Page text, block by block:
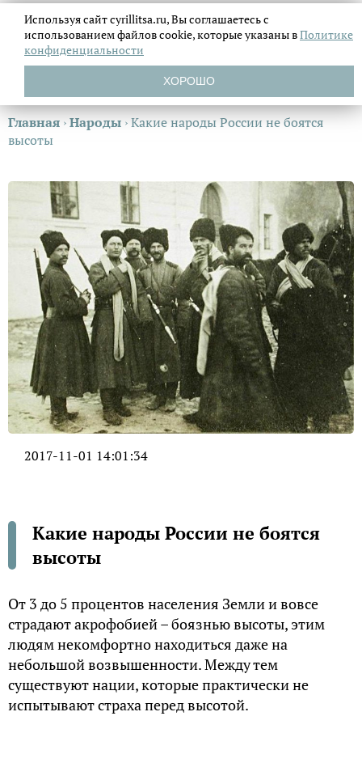
Главная ›Народы ›Какие народы России не боятся
высоты
2017-11-01 14:01:34
Какие народы России не боятся
высоты
От 3 до 5 процентов населения Земли и вовсе
страдают акрофобией – боязнью высоты, этим
людям некомфортно находиться даже на
небольшой возвышенности. Между тем
существуют нации, которые практически не
испытывают страха перед высотой.
Используя сайт cyrillitsa.ru, Вы соглашаетесь с
использованием файловcookie, которые указаны вПолитике
конфиденциальности
ХОРОШО